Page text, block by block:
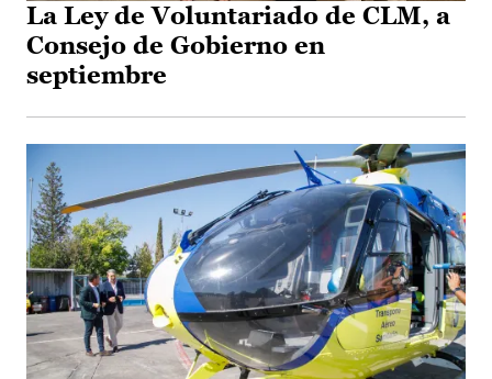
La Ley de Voluntariado de CLM, a
Consejo de Gobierno en
septiembre